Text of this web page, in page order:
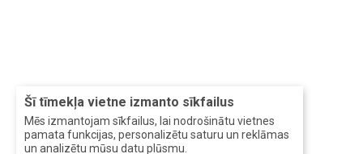
Šī tīmekļa vietne izmanto sīkfailus
Mēs izmantojam sīkfailus, lai nodrošinātu vietnes
pamata funkcijas, personalizētu saturu un reklāmas
un analizētu mūsu datu plūsmu.